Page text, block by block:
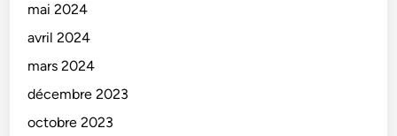
mai 2024
avril 2024
mars 2024
décembre 2023
octobre 2023